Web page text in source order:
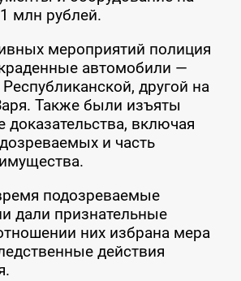
млн рублей.
мероприятий полиция
автомобили —
другой на
Также были изъяты
включая
и часть
подозреваемые
дали признательные
них избрана мера
действия